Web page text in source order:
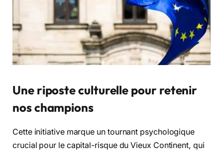
Une riposte culturelle pour retenir
nos champions
Cette initiative marque un tournant psychologique
crucial pour le capital-risque du Vieux Continent, qui